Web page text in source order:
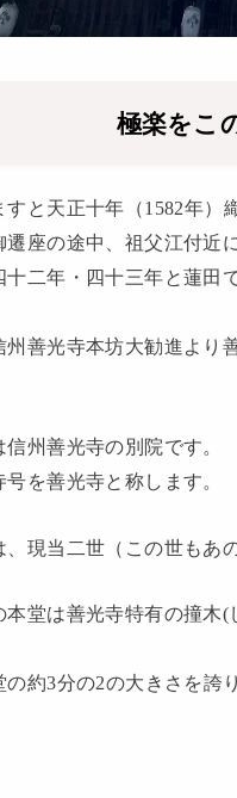
極楽をこ
と天正十年（1582年
遷座の途中、祖父江付近
十二年・四十三年と蓮田
州善光寺本坊大勧進より
州善光寺の別院です。
を善光寺と称します。
、現当二世（この世もあ
堂は善光寺特有の撞木
約3分の2の大きさを誇